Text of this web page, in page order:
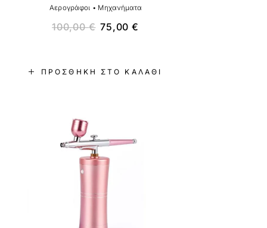
ΠΡΟΣΘΉΚΗ ΣΤΟ ΚΑΛΆΘΙ
Αερογράφοι • Μηχανήματα
100,00€ 75,00€